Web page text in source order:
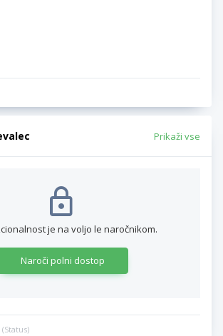
Prikaži vse
je na voljo le naročnikom.
Naroči polni dostop
(Status)